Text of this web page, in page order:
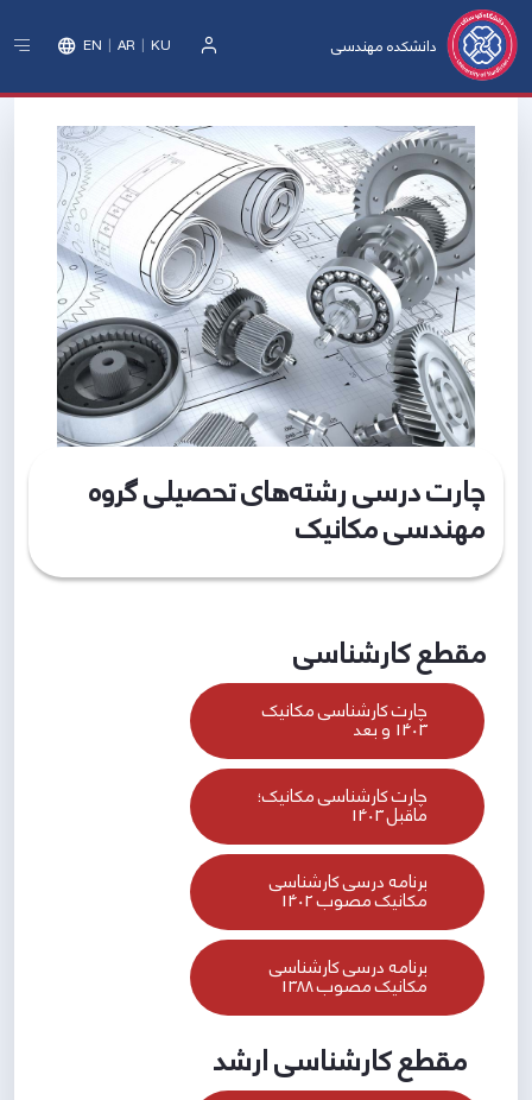
دانشکده مهندسی EN AR KU
چارت درسی رشته‌های تحصیلی گروه
مهندسی مکانیک
مقطع کارشناسی
چارت کارشناسی مکانیک
1403 و بعد
چارت کارشناسی مکانیک؛
ماقبل 1403
برنامه درسی کارشناسی
مکانیک مصوب 1402
برنامه درسی کارشناسی
مکانیک مصوب 1388
مقطع کارشناسی ارشد